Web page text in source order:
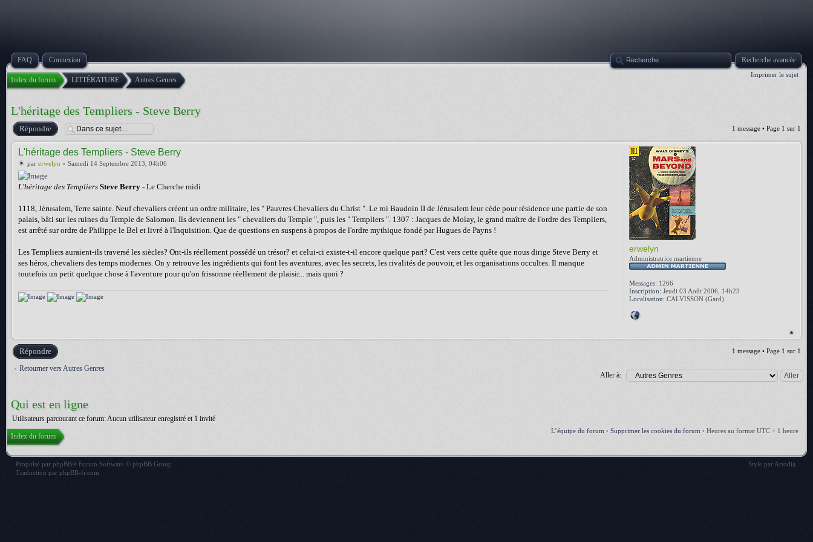
FAQ Connexion Recherche avancée
Imprimer le sujet
Index du forum LITTÉRATURE Autres Genres
L'héritage des Templiers - Steve Berry
Répondre 1 message • Page 1 sur 1
L'héritage des Templiers - Steve Berry
par erwelyn » Samedi 14 Septembre 2013, 04h06
L'héritage des Templiers Steve Berry - Le Cherche midi
1118, Jérusalem, Terre sainte. Neuf chevaliers créent un ordre militaire, les " Pauvres Chevaliers du Christ ". Le roi Baudoin II de Jérusalem leur cède pour résidence une partie de son
palais, bâti sur les ruines du Temple de Salomon. Ils deviennent les " chevaliers du Temple ", puis les " Templiers ". 1307 : Jacques de Molay, le grand maître de l'ordre des Templiers,
est arrêté sur ordre de Philippe le Bel et livré à l'Inquisition. Que de questions en suspens à propos de l'ordre mythique fondé par Hugues de Payns !
Les Templiers auraient-ils traversé les siècles? Ont-ils réellement possédé un trésor? et celui-ci existe-t-il encore quelque part? C'est vers cette quête que nous dirige Steve Berry et
ses héros, chevaliers des temps modernes. On y retrouve les ingrédients qui font les aventures, avec les secrets, les rivalités de pouvoir, et les organisations occultes. Il manque
toutefois un petit quelque chose à l'aventure pour qu'on frissonne réellement de plaisir... mais quoi ?
erwelyn
Administratrice martienne
Messages: 1266
Inscription: Jeudi 03 Août 2006, 14h23
Localisation: CALVISSON (Gard)
Répondre 1 message • Page 1 sur 1
Retourner vers Autres Genres
Aller à:
Qui est en ligne
Utilisateurs parcourant ce forum: Aucun utilisateur enregistré et 1 invité
L’équipe du forum • Supprimer les cookies du forum • Heures au format UTC + 1 heure
Index du forum
Propulsé par phpBB® Forum Software © phpBB Group
Traduction par phpBB-fr.com
Style par Artodia